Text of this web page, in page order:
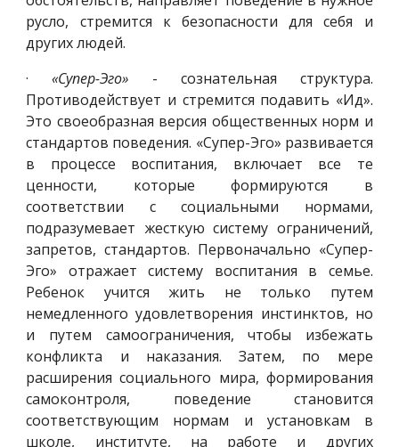
русло, стремится к безопасности для себя и
других людей.
·«Супер-Эго» - сознательная структура.
Противодействует и стремится подавить «Ид».
Это своеобразная версия общественных норм и
стандартов поведения. «Супер-Эго» развивается
в процессе воспитания, включает все те
ценности, которые формируются в
соответствии с социальными нормами,
подразумевает жесткую систему ограничений,
запретов, стандартов. Первоначально «Супер-
Эго» отражает систему воспитания в семье.
Ребенок учится жить не только путем
немедленного удовлетворения инстинктов, но
и путем самоограничения, чтобы избежать
конфликта и наказания. Затем, по мере
расширения социального мира, формирования
самоконтроля, поведение становится
соответствующим нормам и установкам в
школе, институте, на работе и других